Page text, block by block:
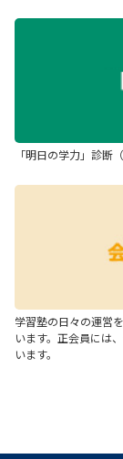
「明日の学力」診断
学習塾の日々の運営
います。正会員には
います。